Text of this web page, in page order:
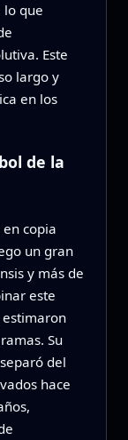
lo que
Este
largo y
en los
de la
copia
un gran
y más de
este
Su
del
hace